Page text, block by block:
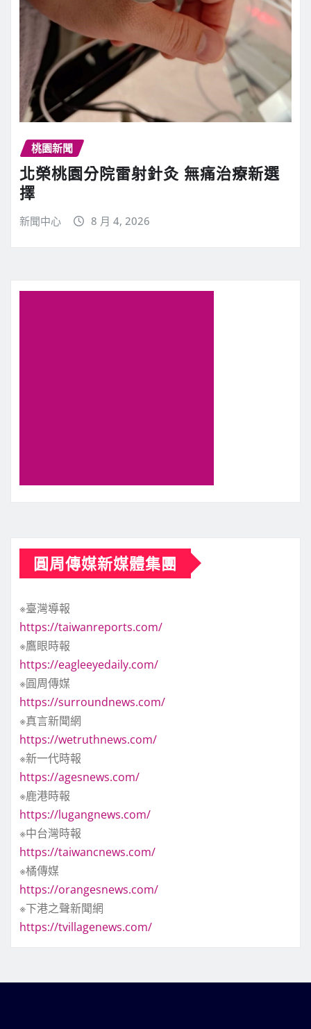
桃園新聞
北榮桃園分院雷射針灸 無痛治療新選
擇
新聞中心 8 月 4, 2026
圓周傳媒新媒體集團
※臺灣導報
https://taiwanreports.com/
※鷹眼時報
https://eagleeyedaily.com/
※圓周傳媒
https://surroundnews.com/
※真言新聞網
https://wetruthnews.com/
※新一代時報
https://agesnews.com/
※鹿港時報
https://lugangnews.com/
※中台灣時報
https://taiwancnews.com/
※橘傳媒
https://orangesnews.com/
※下港之聲新聞網
https://tvillagenews.com/